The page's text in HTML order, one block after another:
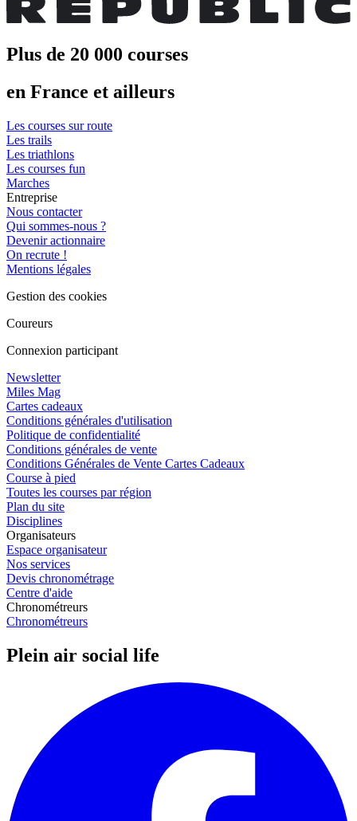
Plus de 20 000 courses
en France et ailleurs
Les courses sur route
Les trails
Les triathlons
Les courses fun
Marches
Entreprise
Nous contacter
Qui sommes-nous ?
Devenir actionnaire
On recrute !
Mentions légales
Gestion des cookies
Coureurs
Connexion participant
Newsletter
Miles Mag
Cartes cadeaux
Conditions générales d'utilisation
Politique de confidentialité
Conditions générales de vente
Conditions Générales de Vente Cartes Cadeaux
Course à pied
Toutes les courses par région
Plan du site
Disciplines
Organisateurs
Espace organisateur
Nos services
Devis chronométrage
Centre d'aide
Chronométreurs
Chronométreurs
Plein air social life